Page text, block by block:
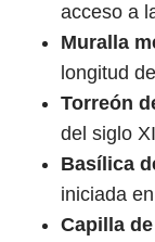
acceso a
Muralla
longitud
Torreón
del siglo
Basílica
iniciada
Capilla